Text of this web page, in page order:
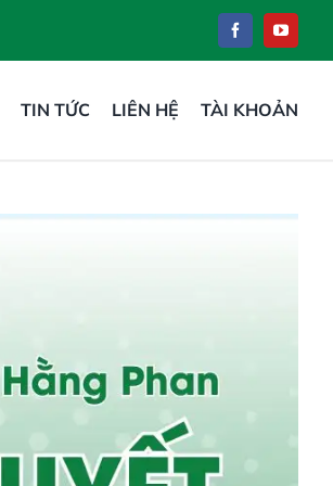
TIN TỨC LIÊN HỆ TÀI KHOẢN